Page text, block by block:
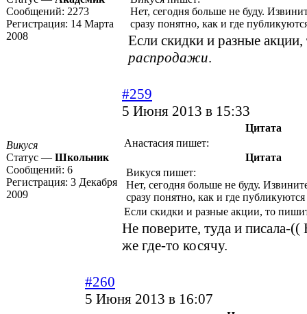
Сообщений: 2273
Регистрация: 14 Марта
2008
Нет, сегодня больше не буду.
сразу понятно, как и где
Если скидки и разные
распродажи.
Викуся
Статус — Школьник
Сообщений: 6
Регистрация: 3 Декабря
2009
#259
5 Июня 2013 в 15:33
Цитата
Анастасия пишет:
Цитата
Викуся пишет:
Нет, сегодня больше не буду.
сразу понятно, как и где
Если скидки и разные акции, то
Не поверите, туда и писала-((
же где-то косячу.
#260
5 Июня 2013 в 16:07